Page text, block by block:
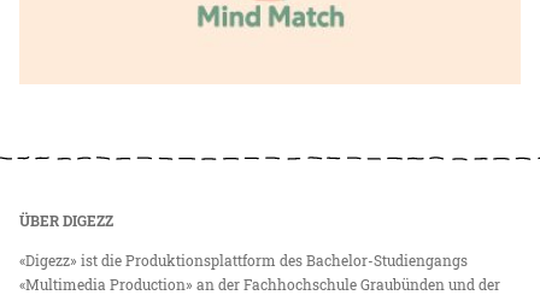
ÜBER DIGEZZ
«Digezz» ist die Produktionsplattform des Bachelor-Studiengangs
«Multimedia Production» an der Fachhochschule Graubünden und der